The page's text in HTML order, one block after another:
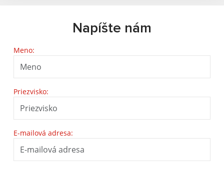
Napíšte nám
Meno:
Priezvisko:
E-mailová adresa: